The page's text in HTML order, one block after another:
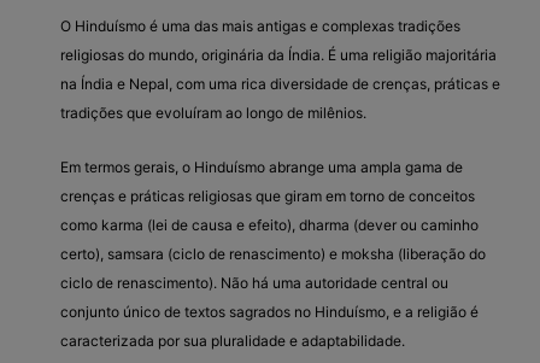
O Hinduísmo é uma das mais antigas e complexas tradições
religiosas do mundo, originária da Índia. É uma religião majoritária
na Índia e Nepal, com uma rica diversidade de crenças, práticas e
tradições que evoluíram ao longo de milênios.
Em termos gerais, o Hinduísmo abrange uma ampla gama de
crenças e práticas religiosas que giram em torno de conceitos
como karma (lei de causa e efeito), dharma (dever ou caminho
certo), samsara (ciclo de renascimento) e moksha (liberação do
ciclo de renascimento). Não há uma autoridade central ou
conjunto único de textos sagrados no Hinduísmo, e a religião é
caracterizada por sua pluralidade e adaptabilidade.